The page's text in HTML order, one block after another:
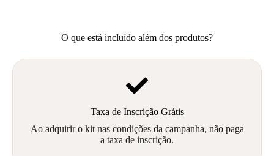
O que está incluído além dos produtos?
Taxa de Inscrição Grátis
Ao adquirir o kit nas condições da campanha, não paga
a taxa de inscrição.